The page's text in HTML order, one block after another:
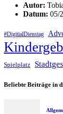
Autor:
Datum: 05/
#DigitialDienstag
Spielplatz
Beliebte Beiträge in